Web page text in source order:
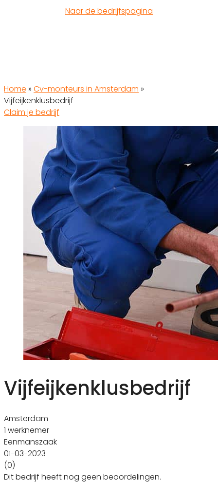
Naar de bedrijfspagina
Home » Cv-monteurs in Amsterdam »
Vijfeijkenklusbedrijf
Claim je bedrijf
Vijfeijkenklusbedrijf
Amsterdam
1 werknemer
Eenmanszaak
01-03-2023
(0)
Dit bedrijf heeft nog geen beoordelingen.